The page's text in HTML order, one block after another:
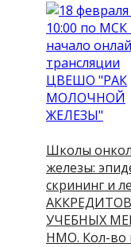
Школы
железы:
скрининг и
УЧЕБНЫХ
НМО. Кол-во